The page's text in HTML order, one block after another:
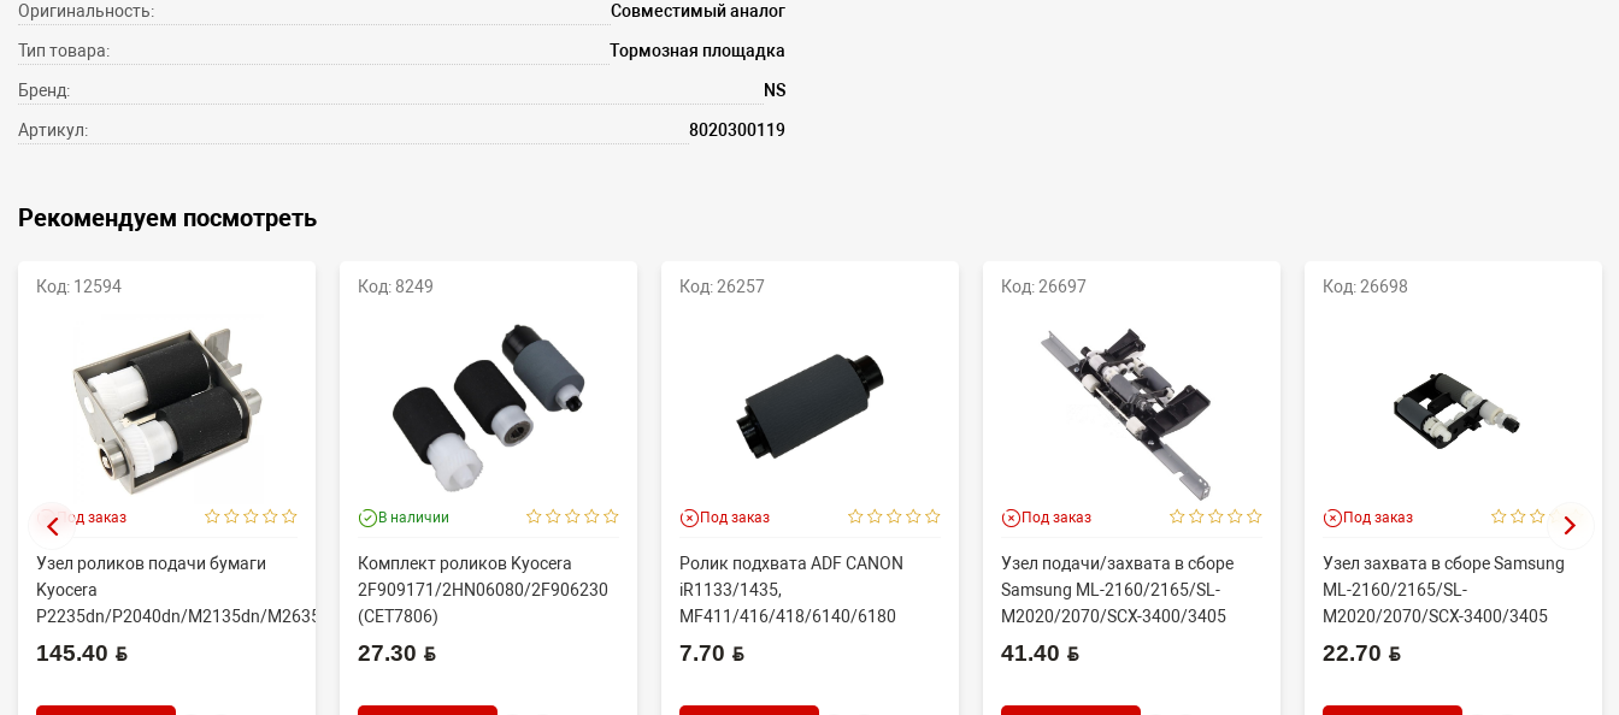
Оригинальность: Совместимый аналог
Тип товара: Тормозная площадка
Бренд: NS
Артикул: 8020300119
Рекомендуем посмотреть
Код: 12594
Под заказ
Узел роликов подачи бумаги
Kyocera
P2235dn/P2040dn/M2135dn/M2635dn/M2735dw/M2040dn
(O...
145.40 BYN
Код: 8249
В наличии
Комплект роликов Kyocera
2F909171/2HN06080/2F906230
(CET7806)
2100DN/4100DN/4200DN/60...
27.30 BYN
Код: 26257
Под заказ
Ролик подхвата ADF CANON
iR1133/1435,
MF411/416/418/6140/6180
(CET), DGP0606, FC7-618...
7.70 BYN
Код: 26697
Под заказ
Узел подачи/захвата в сборе
Samsung ML-2160/2165/SL-
M2020/2070/SCX-3400/3405
(совм) J...
41.40 BYN
Код: 26698
Под заказ
Узел захвата в сборе Samsung
ML-2160/2165/SL-
M2020/2070/SCX-3400/3405
(совм) JC93-005...
22.70 BYN